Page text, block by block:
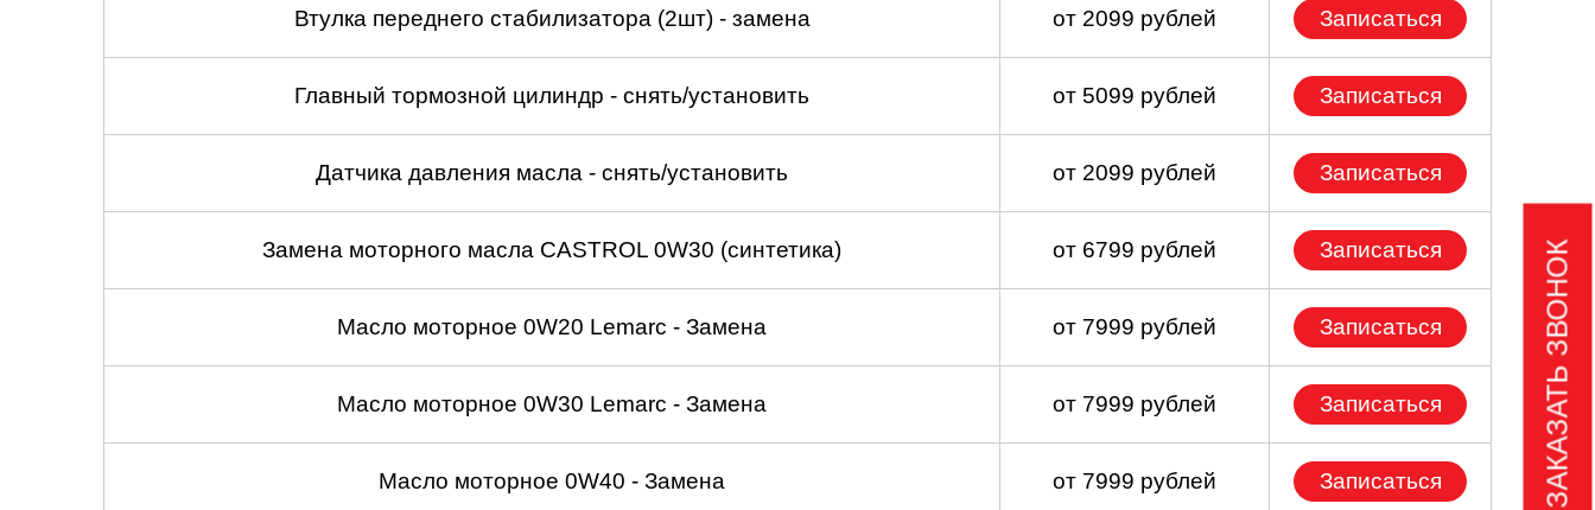
Втулка переднего стабилизатора (2шт) - замена от 2099 рублей Записаться
Главный тормозной цилиндр - снять/установить от 5099 рублей Записаться
Датчика давления масла - снять/установить от 2099 рублей Записаться
Замена моторного масла CASTROL 0W30 (синтетика) от 6799 рублей Записаться
Масло моторное 0W20 Lemarc - Замена от 7999 рублей Записаться
Масло моторное 0W30 Lemarc - Замена от 7999 рублей Записаться
Масло моторное 0W40 - Замена от 7999 рублей Записаться ЗАКАЗАТЬ ЗВОНОК